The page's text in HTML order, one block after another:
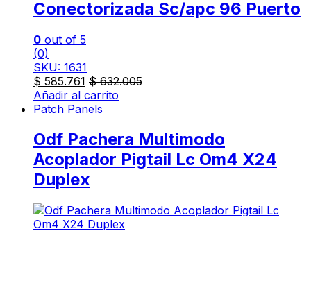
Conectorizada Sc/apc 96 Puerto
0 out of 5
(0)
SKU: 1631
$ 585.761 $632.005
Añadir al carrito
Patch Panels
Odf Pachera Multimodo
Acoplador Pigtail Lc Om4 X24
Duplex